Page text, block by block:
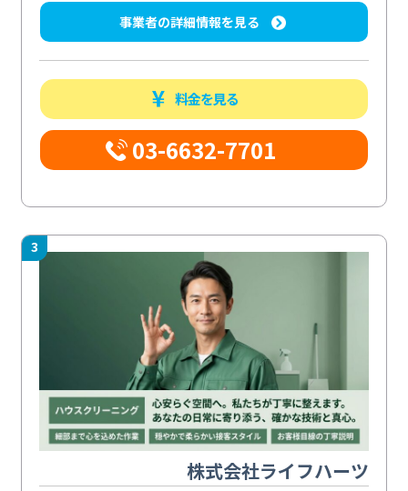
事業者の詳細情報を見る
料金を見る
03-6632-7701
3
株式会社ライフハーツ